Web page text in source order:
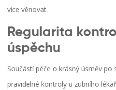
více věnovat.
Regularita
úspěchu
Součástí péče o krásný úsměv
pravidelné kontroly u zubního